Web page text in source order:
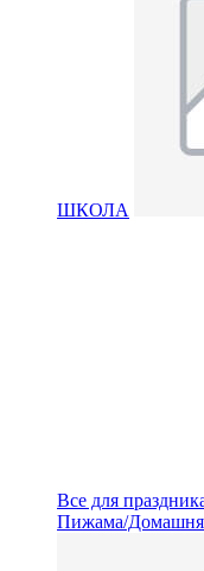
ШКОЛА
Все для
Пижама/